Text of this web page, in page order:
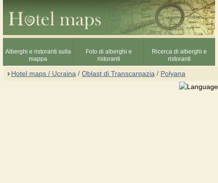
Alberghi e ristoranti sulla
mappa
Foto di alberghi e
ristoranti
Ricerca di alberghi e
ristoranti
Hotel maps / Ucraina / Oblast di Transcarpazia / Polyana